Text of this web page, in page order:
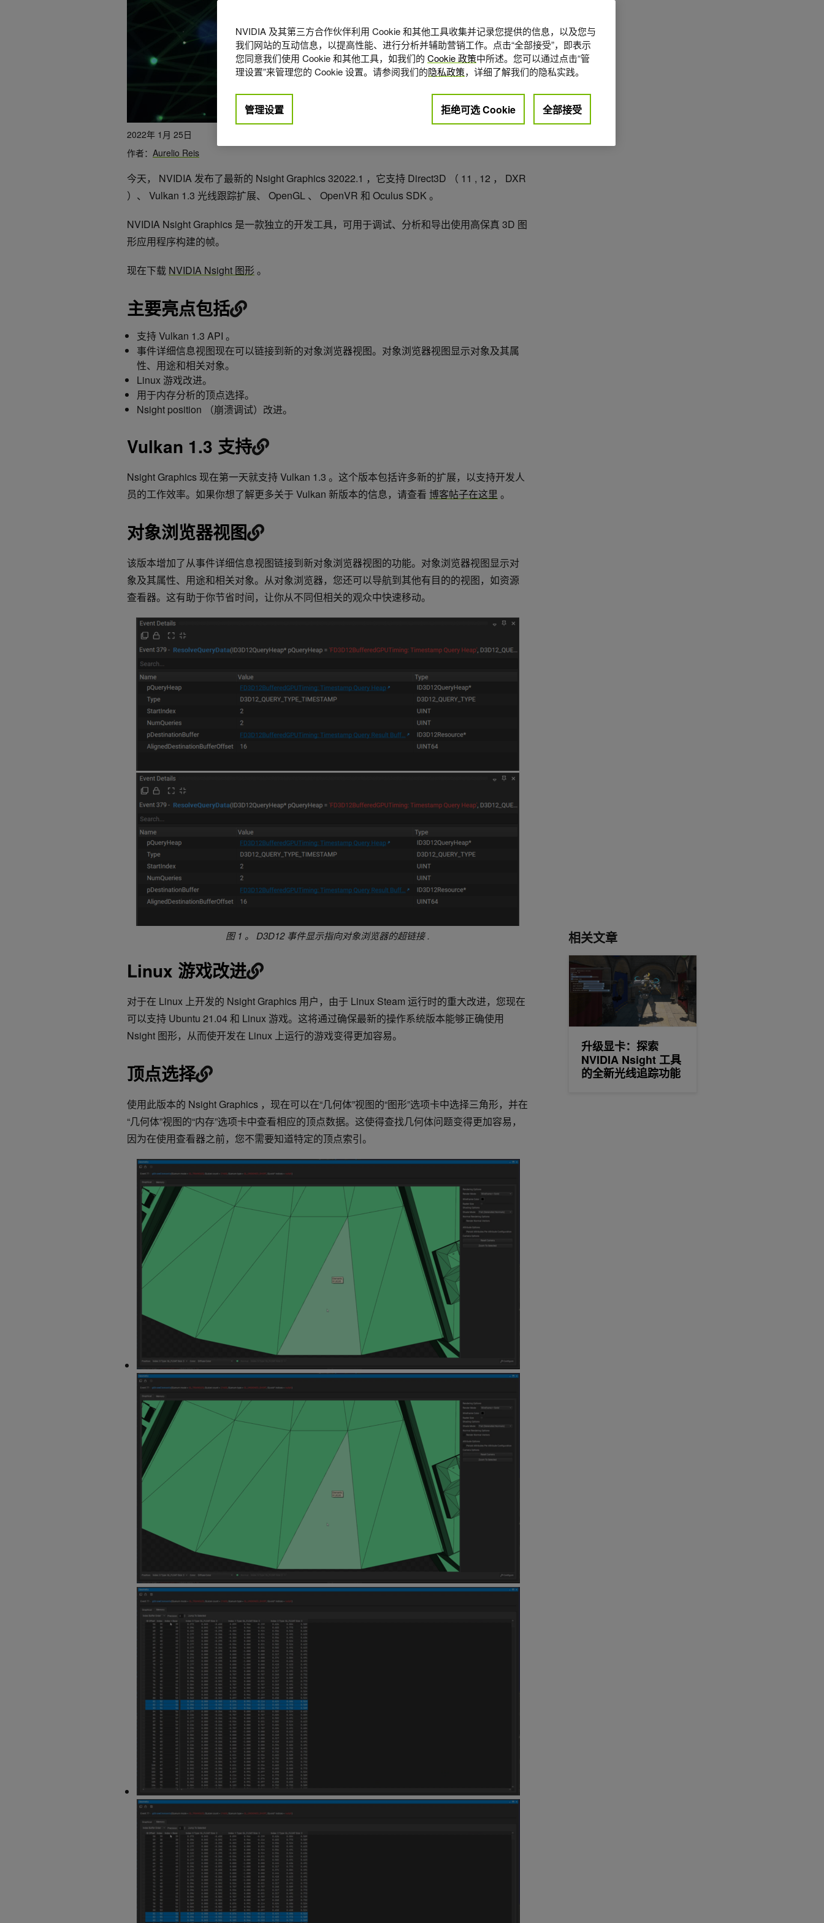
2022年 1月 25日
作者： Aurelio Reis
今天， NVIDIA 发布了最新的 Nsight Graphics 32022.1 ，它支持 Direct3D （ 11 , 12 ， DXR
）、 Vulkan 1.3 光线跟踪扩展、 OpenGL 、 OpenVR 和 Oculus SDK 。
NVIDIA Nsight Graphics 是一款独立的开发工具，可用于调试、分析和导出使用高保真 3D 图
形应用程序构建的帧。
现在下载 NVIDIA Nsight 图形。
主要亮点包括
支持 Vulkan 1.3 API 。
事件详细信息视图现在可以链接到新的对象浏览器视图。对象浏览器视图显示对象及其属
性、用途和相关对象。
Linux 游戏改进。
用于内存分析的顶点选择。
Nsight position （崩溃调试）改进。
Vulkan 1.3 支持
Nsight Graphics 现在第一天就支持 Vulkan 1.3 。这个版本包括许多新的扩展，以支持开发人
员的工作效率。如果你想了解更多关于 Vulkan 新版本的信息，请查看 博客帖子在这里 。
对象浏览器视图
该版本增加了从事件详细信息视图链接到新对象浏览器视图的功能。对象浏览器视图显示对
象及其属性、用途和相关对象。从对象浏览器，您还可以导航到其他有目的的视图，如资源
查看器。这有助于你节省时间，让你从不同但相关的观众中快速移动。
图 1 。 D3D12 事件显示指向对象浏览器的超链接.
Linux 游戏改进
对于在 Linux 上开发的 Nsight Graphics 用户，由于 Linux Steam 运行时的重大改进，您现在
可以支持 Ubuntu 21.04 和 Linux 游戏。这将通过确保最新的操作系统版本能够正确使用
Nsight 图形，从而使开发在 Linux 上运行的游戏变得更加容易。
顶点选择
使用此版本的 Nsight Graphics ，现在可以在“几何体”视图的“图形”选项卡中选择三角形，并在
“几何体”视图的“内存”选项卡中查看相应的顶点数据。这使得查找几何体问题变得更加容易，
因为在使用查看器之前，您不需要知道特定的顶点索引。
相关文章
升级显卡：探索
NVIDIA Nsight 工具
的全新光线追踪功能
升级显卡：探索 NVIDIA Nsight 工具的全新光线追踪功能
NVIDIA 及其第三方合作伙伴利用 Cookie 和其他工具收集并记录您提供的信息，以及您与
我们网站的互动信息，以提高性能、进行分析并辅助营销工作。点击“全部接受”，即表示
您同意我们使用 Cookie 和其他工具，如我们的 Cookie 政策中所述。您可以通过点击“管
理设置”来管理您的 Cookie 设置。请参阅我们的隐私政策，详细了解我们的隐私实践。
管理设置 拒绝可选 Cookie 全部接受